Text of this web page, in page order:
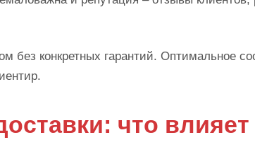
без конкретных гарантий. Оптимальное
что влияет